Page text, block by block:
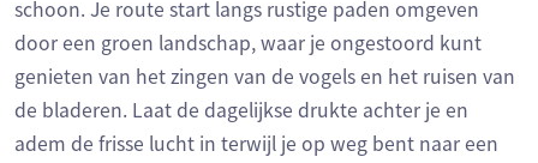
schoon. Je route start langs rustige paden omgeven
door een groen landschap, waar je ongestoord kunt
genieten van het zingen van de vogels en het ruisen van
de bladeren. Laat de dagelijkse drukte achter je en
adem de frisse lucht in terwijl je op weg bent naar een